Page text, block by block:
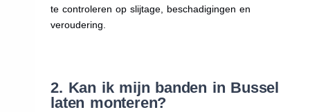
te controleren op slijtage, beschadigingen en
veroudering.
2. Kan ik mijn banden in Bussel
laten monteren?